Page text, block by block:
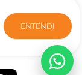
ENTENDI